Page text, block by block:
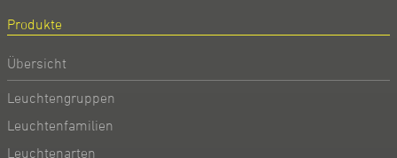
Produkte
Übersicht
Leuchtengruppen
Leuchtenfamilien
Leuchtenarten